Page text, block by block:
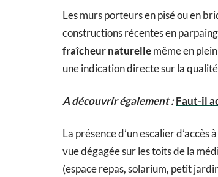
Les murs porteurs en pisé ou en
constructions récentes en
fraîcheur naturellemême en
une indication directe sur la
A découvrir également :Faut-il
La présence d’un escalier
vue dégagée sur les toits de la
(espace repas, solarium, petit